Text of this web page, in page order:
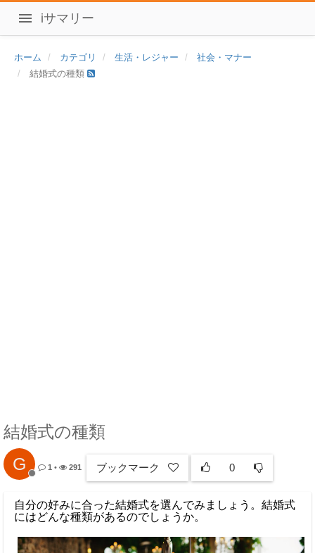
iサマリー
ホーム カテゴリ 生活・レジャー
社会・マナー
結婚式の種類
結婚式の種類
G 1 • 291 ブックマーク 0
自分の好みに合った結婚式を選んでみましょう。結婚式
にはどんな種類があるのでしょうか。